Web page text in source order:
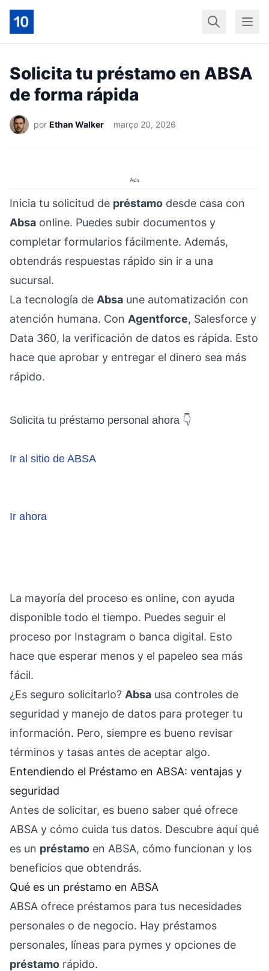
InícioGeral
Solicita tu préstamo en ABSA
de forma rápida
por Ethan Walker março 20, 2026
Ads
Inicia tu solicitud de préstamo desde casa con
Absa online. Puedes subir documentos y
completar formularios fácilmente. Además,
obtendrás respuestas rápido sin ir a una
sucursal.
La tecnología de Absa une automatización con
atención humana. Con Agentforce, Salesforce y
Data 360, la verificación de datos es rápida. Esto
hace que aprobar y entregar el dinero sea más
rápido.
Solicita tu préstamo personal ahora 👇
Ir al sitio de ABSA
Ir ahora
La mayoría del proceso es online, con ayuda
disponible todo el tiempo. Puedes seguir el
proceso por Instagram o banca digital. Esto
hace que esperar menos y el papeleo sea más
fácil.
¿Es seguro solicitarlo? Absa usa controles de
seguridad y manejo de datos para proteger tu
información. Pero, siempre es bueno revisar
términos y tasas antes de aceptar algo.
Entendiendo el Préstamo en ABSA: ventajas y
seguridad
Antes de solicitar, es bueno saber qué ofrece
ABSA y cómo cuida tus datos. Descubre aquí qué
es un préstamo en ABSA, cómo funcionan y los
beneficios que obtendrás.
Qué es un préstamo en ABSA
ABSA ofrece préstamos para tus necesidades
personales o de negocio. Hay préstamos
personales, líneas para pymes y opciones de
préstamo rápido.